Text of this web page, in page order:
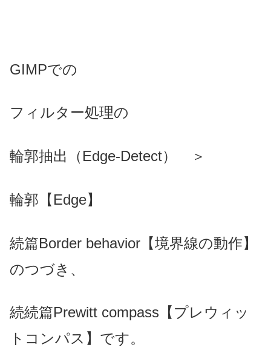
GIMPでの
フィルター処理の
輪郭抽出（Edge-Detect） ＞
輪郭 【Edge】
続篇Border behavior【境界線の動作】
のつづき、
続続篇Prewitt compass【プレウィッ
トコンパス】です。